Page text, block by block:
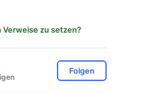
Verweise zu setzen?
Folgen